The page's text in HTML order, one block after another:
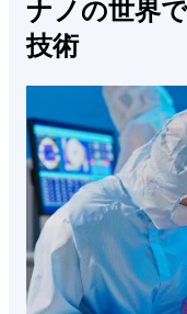
ナノの世界
技術